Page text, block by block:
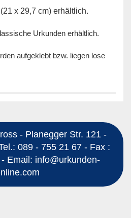
x 29,7 cm) erhältlich.
Urkunden erhältlich.
aufgeklebt bzw. liegen lose
- Planegger Str. 121 -
089 - 755 21 67 - Fax :
Email: info@urkunden-